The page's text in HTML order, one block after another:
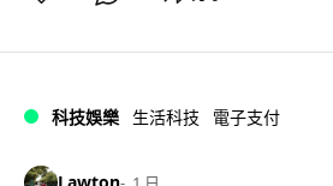
科技娛樂 生活科技 電子支付